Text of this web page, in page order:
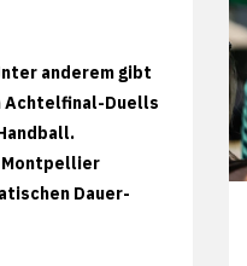
anderem gibt
Achtelfinal-Duells
Montpellier
Dauer-